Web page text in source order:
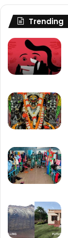
Trending